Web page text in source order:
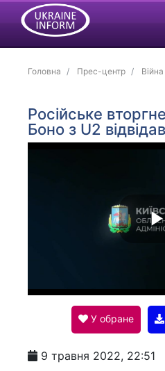
Головна Прес-центр Війна
Російське
Боно з U2
l
У обране
9 травня 2022, 22:51